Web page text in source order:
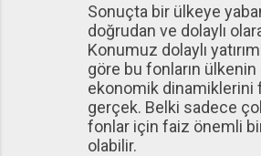
Sonuçta bir ülkeye
doğrudan ve dolaylı
Konumuz dolaylı
göre bu fonların
ekonomik dinamiklerini
gerçek. Belki sadece
fonlar için faiz önemli
olabilir.